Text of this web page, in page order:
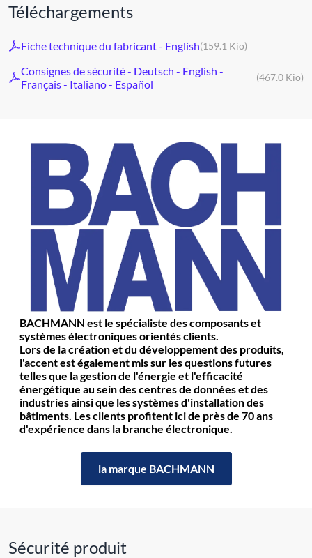
Téléchargements
Fiche technique du fabricant - English(159.1 Kio)
Consignes de sécurité - Deutsch - English -
Français - Italiano - Español
(467.0 Kio)
BACHMANN est le spécialiste des composants et
systèmes électroniques orientés clients.
Lors de la création et du développement des produits,
l'accent est également mis sur les questions futures
telles que la gestion de l'énergie et l'efficacité
énergétique au sein des centres de données et des
industries ainsi que les systèmes d'installation des
bâtiments. Les clients profitent ici de près de 70 ans
d'expérience dans la branche électronique.
la marque BACHMANN
Sécurité produit